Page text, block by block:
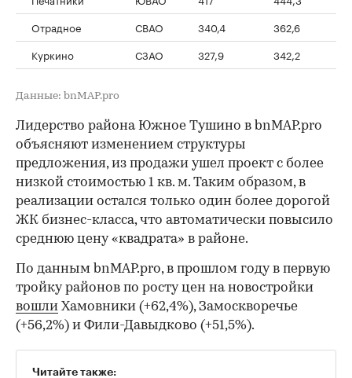
Отрадное
СВАО 340,4 362,6
Куркино
СЗАО 327,9 342,2
Данные: bnMAP.pro
Лидерство района Южное Тушино в bnMAP.pro
объясняют изменением структуры
предложения, из продажи ушел проект с более
низкой стоимостью 1 кв. м. Таким образом, в
реализации остался только один более дорогой
ЖК бизнес-класса, что автоматически повысило
среднюю цену «квадрата» в районе.
По данным bnMAP.pro, в прошлом году в первую
тройку районов по росту цен на новостройки
вошли Хамовники (+62,4%), Замоскворечье
(+56,2%) и Фили-Давыдково (+51,5%).
Читайте также: